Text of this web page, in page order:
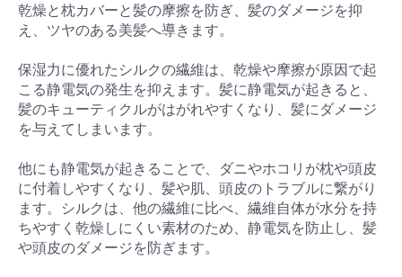
乾燥と枕カバーと髪の摩擦を防ぎ、髪のダメージを抑
え、ツヤのある美髪へ導きます。
保湿力に優れたシルクの繊維は、乾燥や摩擦が原因で起
こる静電気の発生を抑えます。髪に静電気が起きると、
髪のキューティクルがはがれやすくなり、髪にダメージ
を与えてしまいます。
他にも静電気が起きることで、ダニやホコリが枕や頭皮
に付着しやすくなり、髪や肌、頭皮のトラブルに繋がり
ます。シルクは、他の繊維に比べ、繊維自体が水分を持
ちやすく乾燥しにくい素材のため、静電気を防止し、髪
や頭皮のダメージを防ぎます。